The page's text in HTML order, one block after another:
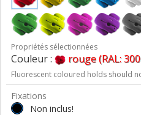
Propriétés sélectionnées
Couleur : rouge (RAL:
Fluorescent coloured holds should
Fixations
Non inclus!